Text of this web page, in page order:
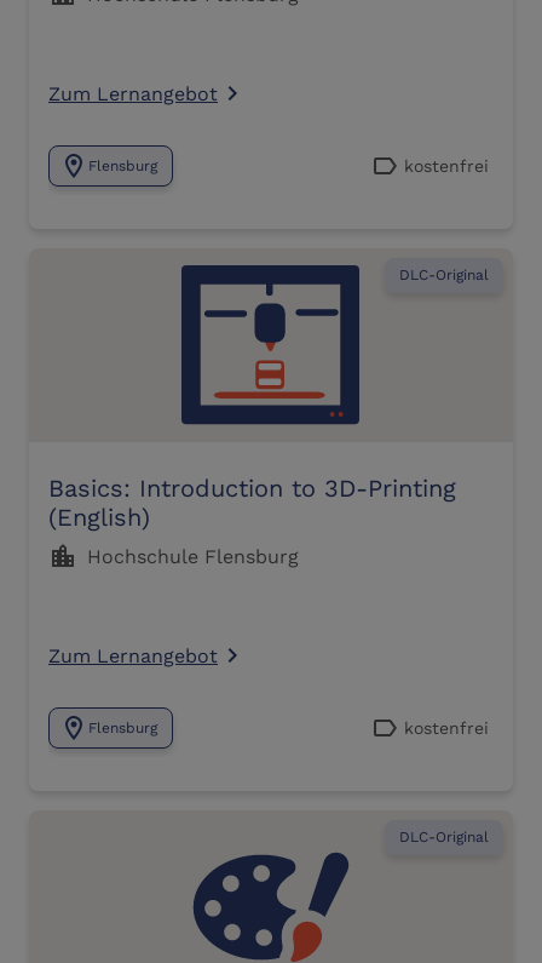
Zum Lernangebot navigate_next
location_on Flensburg label kostenfrei
DLC-Original
Basics: Introduction to 3D-Printing
(English)
location_city Hochschule Flensburg
Zum Lernangebot navigate_next
location_on Flensburg label kostenfrei
DLC-Original